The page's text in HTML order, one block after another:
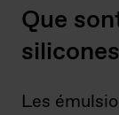
Que
Les